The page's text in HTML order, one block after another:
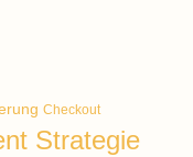
Checkout
Strategie